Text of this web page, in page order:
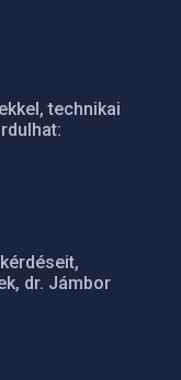
technikai
dr. Jámbor